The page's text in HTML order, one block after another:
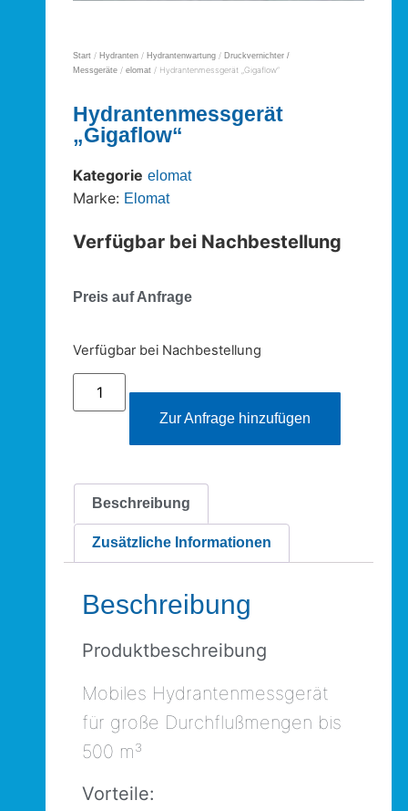
Start / Hydranten / Hydrantenwartung / Druckvernichter /
Messgeräte / elomat / Hydrantenmessgerät „Gigaflow“
Hydrantenmessgerät
„Gigaflow“
Kategorie elomat
Marke: Elomat
Verfügbar bei Nachbestellung
Preis auf Anfrage
Verfügbar bei Nachbestellung
Zur Anfrage hinzufügen
Beschreibung
Zusätzliche Informationen
Beschreibung
Produktbeschreibung
Mobiles Hydrantenmessgerät
für große Durchflußmengen bis
500 m³
Vorteile: